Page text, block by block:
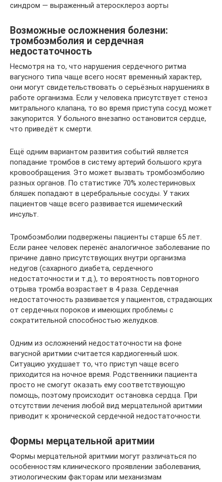
синдром — выраженный атеросклероз аорты
Возможные осложнения болезни:
тромбоэмболия и сердечная
недостаточность
Несмотря на то, что нарушения сердечного ритма
вагусного типа чаще всего носят временный характер,
они могут свидетельствовать о серьёзных нарушениях в
работе организма. Если у человека присутствует стеноз
митрального клапана, то во время приступа сосуд может
закупорится. У больного внезапно остановится сердце,
что приведёт к смерти.
Ещё одним вариантом развития событий является
попадание тромбов в систему артерий большого круга
кровообращения. Это может вызвать тромбоэмболию
разных органов. По статистике 70% холестериновых
бляшек попадают в церебральные сосуды. У таких
пациентов чаще всего развивается ишемический
инсульт.
Тромбоэмболии подвержены пациенты старше 65 лет.
Если ранее человек перенёс аналогичное заболевание по
причине давно присутствующих внутри организма
недугов (сахарного диабета, сердечного
недостаточности и т.д.), то вероятность повторного
отрыва тромба возрастает в 4 раза. Сердечная
недостаточность развивается у пациентов, страдающих
от сердечных пороков и имеющих проблемы с
сократительной способностью желудков.
Одним из осложнений недостаточности на фоне
вагусной аритмии считается кардиогенный шок.
Ситуацию ухудшает то, что приступ чаще всего
приходится на ночное время. Родственники пациента
просто не смогут оказать ему соответствующую
помощь, поэтому происходит остановка сердца. При
отсутствии лечения любой вид мерцательной аритмии
приводит к хронической сердечной недостаточности.
Формы мерцательной аритмии
Формы мерцательной аритмии могут различаться по
особенностям клинического проявлении заболевания,
этиологическим факторам или механизмам